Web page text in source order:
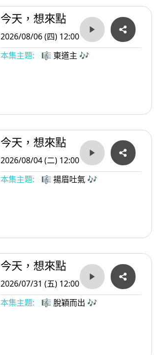
今天，想來點
2026/08/06 (四) 12:00
本集主題:
🎼 東道主 🎶
今天，想來點
2026/08/04 (二) 12:00
本集主題:
🎼 揚眉吐氣 🎶
今天，想來點
2026/07/31 (五) 12:00
本集主題:
🎼 脫穎而出 🎶